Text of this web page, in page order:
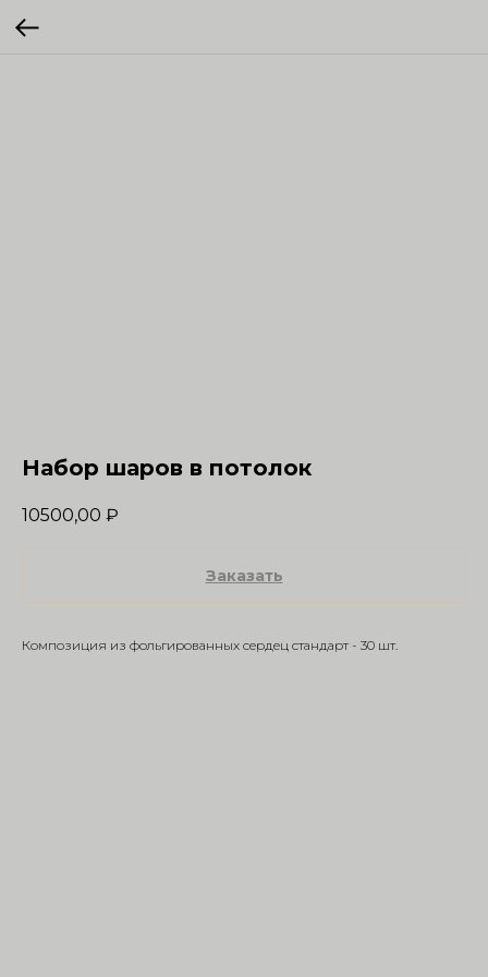
Набор шаров в потолок
10500,00 ₽
Заказать
Композиция из фольгированных сердец стандарт - 30 шт.